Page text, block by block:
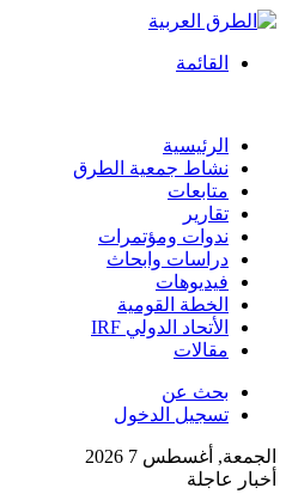
القائمة
الرئيسية
نشاط جمعية الطرق
متابعات
تقارير
ندوات ومؤتمرات
دراسات وابحاث
فيديوهات
الخطة القومية
الأتحاد الدولي IRF
مقالات
بحث عن
تسجيل الدخول
الجمعة, أغسطس 7 2026
أخبار عاجلة